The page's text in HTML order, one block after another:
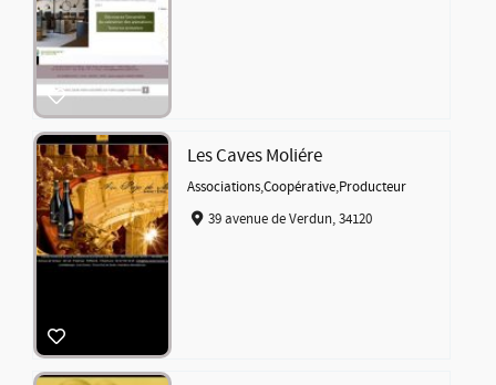
Les Caves Moliére
Associations,Coopérative,Producteur
39 avenue de Verdun, 34120